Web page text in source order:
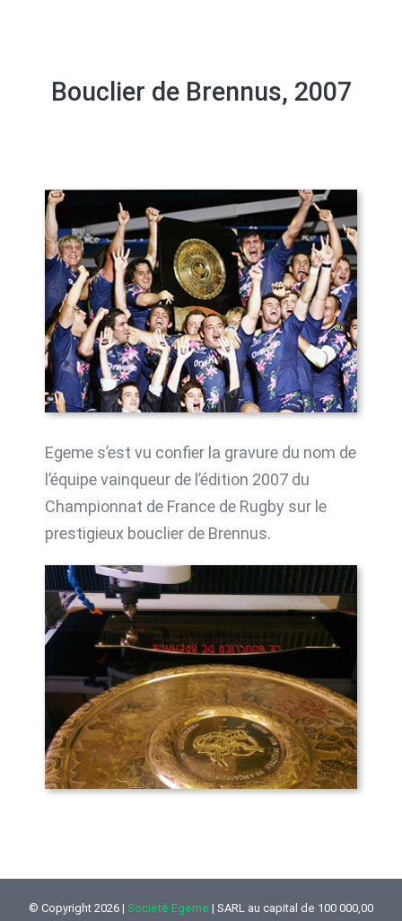
Bouclier de Brennus, 2007
Egeme s’est vu confier la gravure du nom de
l’équipe vainqueur de l’édition 2007 du
Championnat de France de Rugby sur le
prestigieux bouclier de Brennus.
© Copyright 2026 | Société Egeme | SARL au capital de 100 000,00